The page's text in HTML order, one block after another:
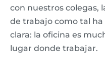
con nuestros colegas,
de trabajo como tal
clara: la oficina es
lugar donde trabajar.